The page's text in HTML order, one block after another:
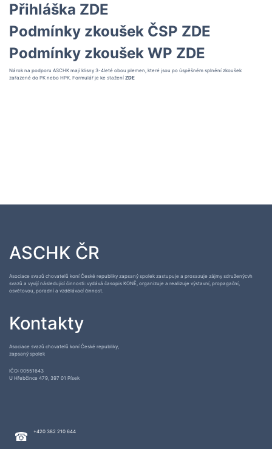
Přihláška ZDE
Podmínky zkoušek ČSP ZDE
Podmínky zkoušek WP ZDE
Nárok na podporu ASCHK mají klisny 3-4leté obou plemen, které jsou po úspěšném splnění zkoušek
zařazené do PK nebo HPK. Formulář je ke stažení ZDE
ASCHK ČR
Asociace svazů chovatelů koní České republiky zapsaný spolek zastupuje a prosazuje zájmy sdruženýcvh
svazů a vyvíjí následující činnosti: vydává časopis KONĚ, organizuje a realizuje výstavní, propagační,
osvětovou, poradní a vzdělávací činnost.
Kontakty
Asociace svazů chovatelů koní České republiky,
zapsaný spolek
IČO: 00551643
U Hřebčince 479, 397 01 Písek
+420 382 210 644